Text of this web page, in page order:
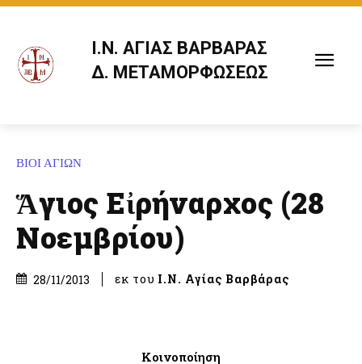
Ι.Ν. ΑΓΙΑΣ ΒΑΡΒΑΡΑΣ
Δ. ΜΕΤΑΜΟΡΦΩΣΕΩΣ
ΒΙΟΙ ΑΓΙΩΝ
Ἅγιος Εἰρήναρχος (28
Νοεμβρίου)
28/11/2013 εκ του Ι.Ν. Αγίας Βαρβάρας
Κοινοποίηση